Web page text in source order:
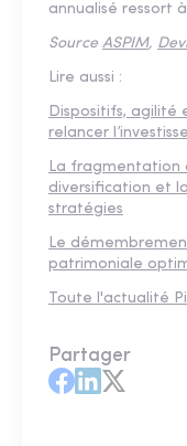
annualisé ressort à
Source ASPIM,
Lire aussi :
Dispositifs, agilité
relancer
La fragmentation
diversification et
stratégies
Le
patrimoniale
Toute l'actualité
Partager